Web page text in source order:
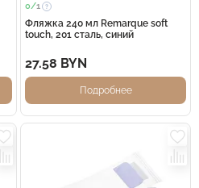
0/1
Фляжка 240 мл Remarque soft
touch, 201 сталь, синий
27.58 BYN
Подробнее